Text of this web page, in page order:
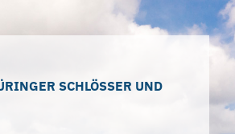
SCHLÖSSER UND